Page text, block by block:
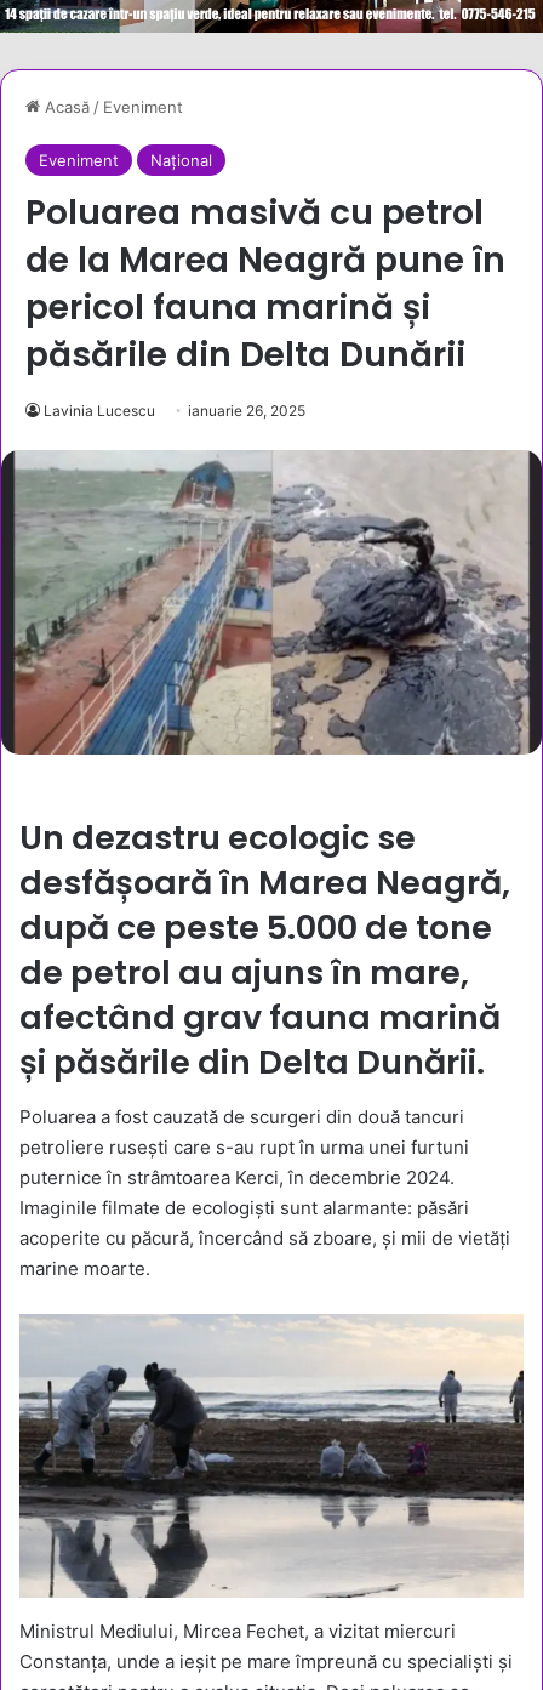
Acasă/ Eveniment
Eveniment Național
Poluarea masivă cu petrol
de la Marea Neagră pune în
pericol fauna marină și
păsările din Delta Dunării
Lavinia Lucescu ianuarie 26, 2025
Un dezastru ecologic se
desfășoară în Marea Neagră,
după ce peste 5.000 de tone
de petrol au ajuns în mare,
afectând grav fauna marină
și păsările din Delta Dunării.
Poluarea a fost cauzată de scurgeri din două tancuri
petroliere rusești care s-au rupt în urma unei furtuni
puternice în strâmtoarea Kerci, în decembrie 2024.
Imaginile filmate de ecologiști sunt alarmante: păsări
acoperite cu păcură, încercând să zboare, și mii de vietăți
marine moarte.
Ministrul Mediului, Mircea Fechet, a vizitat miercuri
Constanța, unde a ieșit pe mare împreună cu specialiști și